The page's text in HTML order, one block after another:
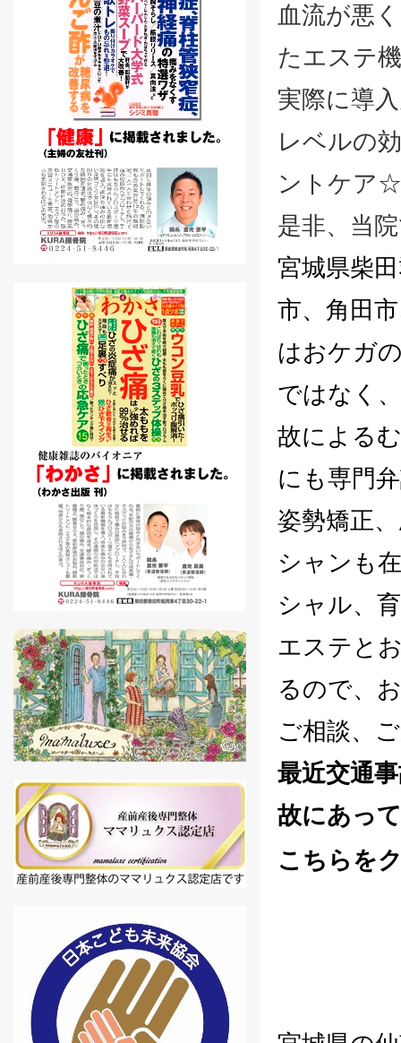
血流が悪
たエステ
実際に導
レベルの
ントケア☆
是非、当
宮城県柴
市、角田
はおケガ
ではなく
故による
にも専門
姿勢矯正
シャンも
シャル、
エステと
るので、
ご相談、
最近交通
故にあっ
こちら